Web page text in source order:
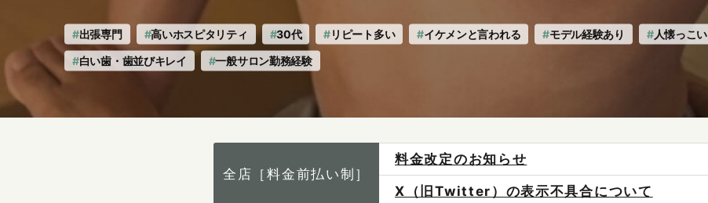
へ
の
出張専門 高いホスピタリティ 30代 リピート多い イケメンと言われる モデル経験あり 人懐っこい
白い歯・歯並びキレイ
一般サロン勤務経験
全店［料金前払い制］
X（旧Twitter）の表示不具合について
ご予約は各店へ直接お問い合わせください。